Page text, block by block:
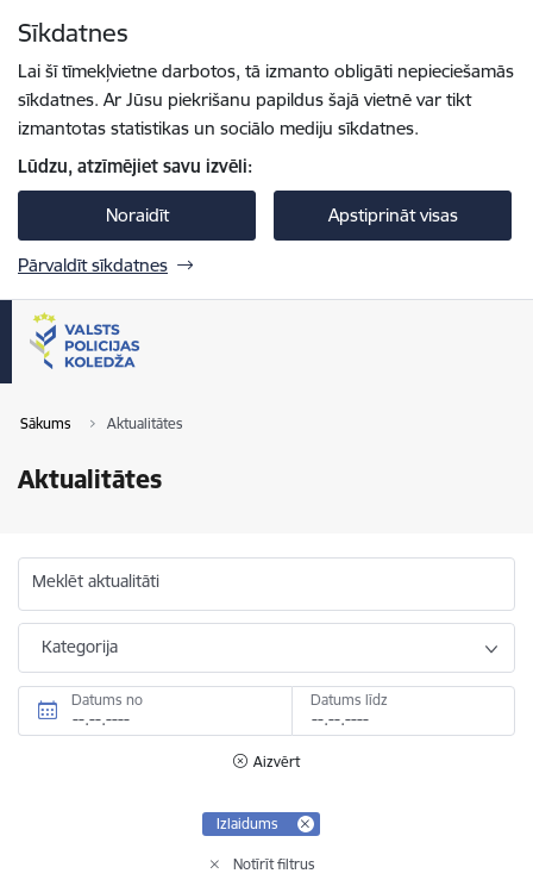
Sīkdatnes
Lai šī tīmekļvietne darbotos, tā izmanto obligāti nepieciešamās
sīkdatnes. Ar Jūsu piekrišanu papildus šajā vietnē var tikt
izmantotas statistikas un sociālo mediju sīkdatnes.
Lūdzu, atzīmējiet savu izvēli:
Noraidīt Apstiprināt visas
Pārvaldīt sīkdatnes
Sākums Aktualitātes
Aktualitātes
Meklēt aktualitāti
Kategorija
Datums no Datums līdz
Aizvērt
Izlaidums
Notīrīt filtrus